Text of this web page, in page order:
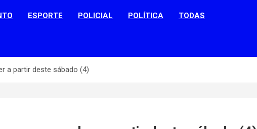
ESPORTE POLICIAL POLÍTICA TODAS
a partir deste sábado (4)